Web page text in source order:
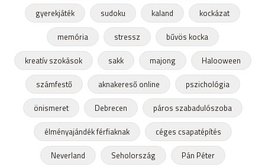
gyerekjáték
sudoku kaland
kockázat
memória
stressz
bűvös kocka
kreatív szokások
sakk majong
Halooween
számfestő
aknakereső online
pszichológia
önismeret
Debrecen
páros szabadulószoba
élményajándék férfiaknak
céges csapatépítés
Neverland
Seholország
Pán Péter